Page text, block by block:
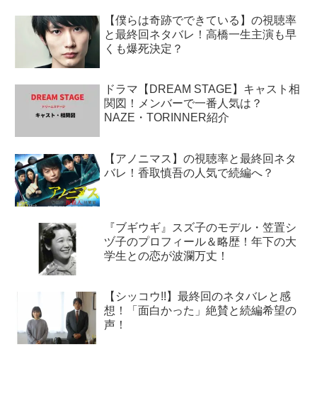
【僕らは奇跡でできている】の視聴率
と最終回ネタバレ！高橋一生主演も早
くも爆死決定？
ドラマ【DREAM STAGE】キャスト相
関図！メンバーで一番人気は？
NAZE・TORINNER紹介
【アノニマス】の視聴率と最終回ネタ
バレ！香取慎吾の人気で続編へ？
『ブギウギ』スズ子のモデル・笠置シ
ヅ子のプロフィール＆略歴！年下の大
学生との恋が波瀾万丈！
【シッコウ!!】最終回のネタバレと感
想！「面白かった」絶賛と続編希望の
声！